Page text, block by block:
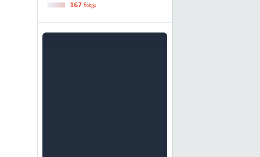
167 ნახვა